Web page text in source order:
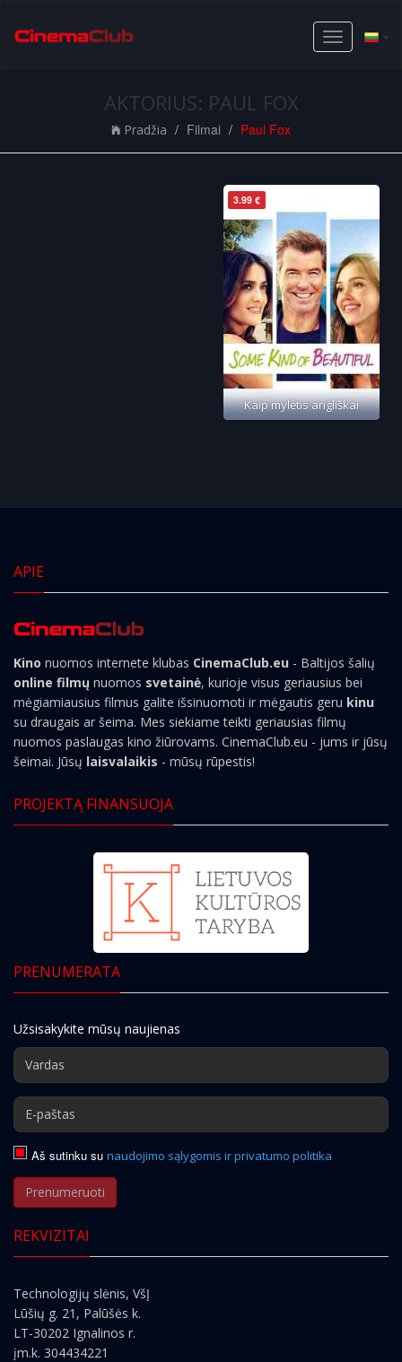
Toggle
navigation
AKTORIUS: PAUL FOX
Pradžia Filmai Paul Fox
3.99 €
Kaip mylėtis angliškai
APIE
Kino nuomos internete klubas CinemaClub.eu - Baltijos šalių
online filmų nuomos svetainė, kurioje visus geriausius bei
mėgiamiausius filmus galite išsinuomoti ir mėgautis geru kinu
su draugais ar šeima. Mes siekiame teikti geriausias filmų
nuomos paslaugas kino žiūrovams. CinemaClub.eu - jums ir jūsų
šeimai. Jūsų laisvalaikis - mūsų rūpestis!
PROJEKTĄ FINANSUOJA
PRENUMERATA
Užsisakykite mūsų naujienas
Aš sutinku su naudojimo sąlygomis ir privatumo politika
Prenumeruoti
REKVIZITAI
Technologijų slėnis, VšĮ
Lūšių g. 21, Palūšės k.
LT-30202 Ignalinos r.
įm.k. 304434221